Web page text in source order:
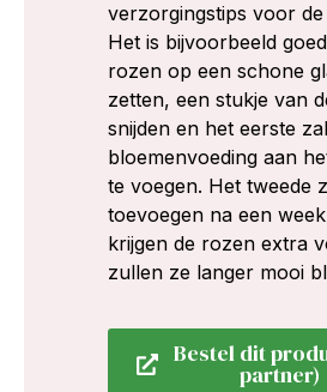
verzorgingstips voor
Het is bijvoorbeeld
rozen op een schone
zetten, een stukje van
snijden en het eerste
bloemenvoeding aan
te voegen. Het tweede
toevoegen na een
krijgen de rozen extra
zullen ze langer mooi
Bestel dit
partner)